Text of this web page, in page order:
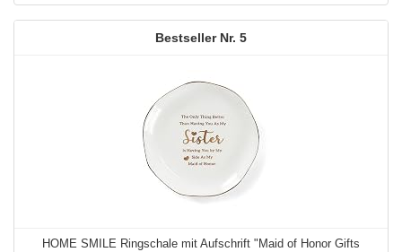
5
HOME SMILE Ringschale mit Aufschrift "Maid of Honor Gifts